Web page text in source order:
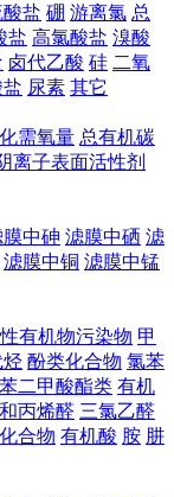
盐 硼 游离氯 总
盐 高氯酸盐 溴酸
卤代乙酸 硅 二氧
尿素 其它
需氧量 总有机碳
离子表面活性剂
中砷 滤膜中硒 滤
滤膜中铜 滤膜中锰
有机物污染物 甲
烃 酚类化合物 氯苯
二甲酸酯类 有机
丙烯醛 三氯乙醛
合物 有机酸 胺 肼